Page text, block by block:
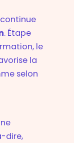
. Étape
le
la
selon
dire,